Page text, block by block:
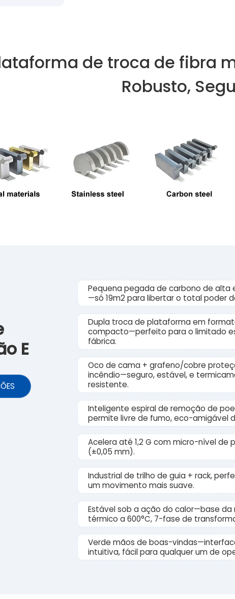
de troca de fibra
Robusto,
E
Pequena pegada de carbono de alta
—só 19m2 para libertar o total poder
Dupla troca de plataforma em
compacto—perfeito para o limitado
fábrica.
Oco de cama + grafeno/cobre
incêndio—seguro, estável, e
resistente.
Inteligente espiral de remoção de
permite livre de fumo, eco-amigável
Acelera até 1,2 G com micro-nível de
(±0,05 mm).
Industrial de trilho de guia + rack,
um movimento mais suave.
Estável sob a ação do calor—base da
térmico a 600°C, 7-fase de
Verde mãos de boas-
intuitiva, fácil para qualquer um de